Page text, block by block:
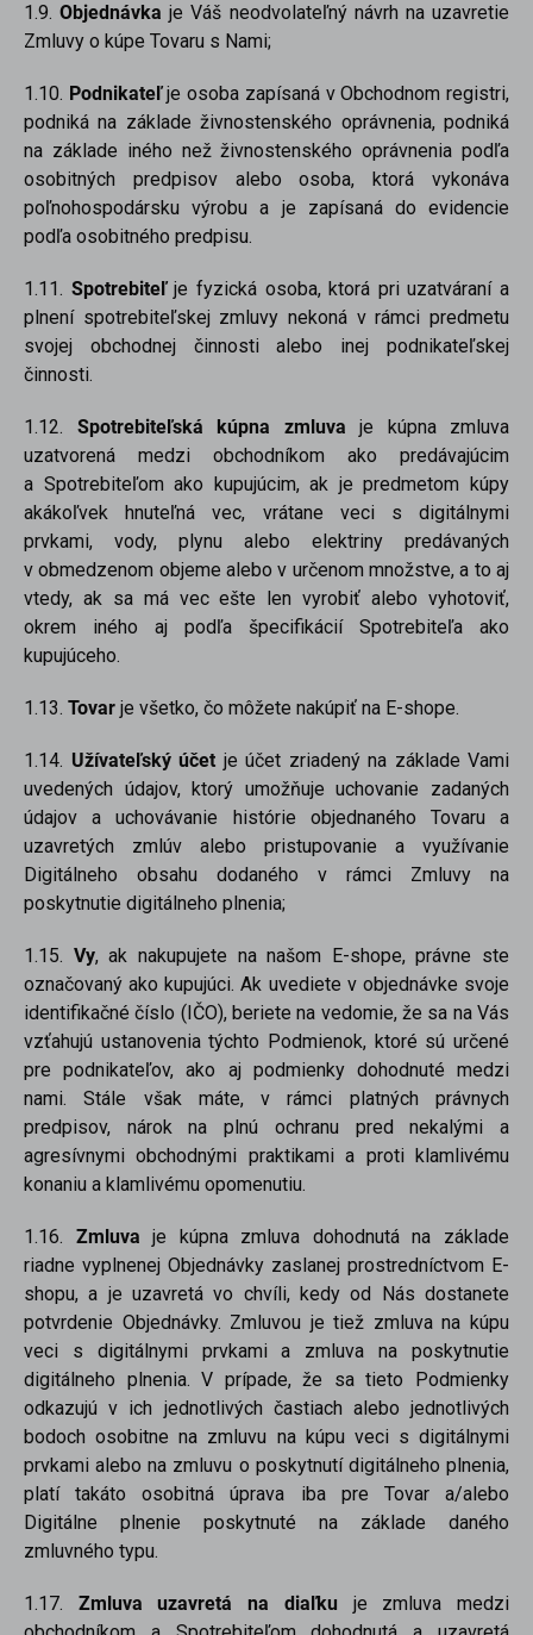
1.9.Objednávka je Váš neodvolateľný návrh na uzavretie
Zmluvy o kúpe Tovaru s Nami;
1.10. Podnikateľje osoba zapísaná v Obchodnom registri,
podniká na základe živnostenského oprávnenia, podniká
na základe iného než živnostenského oprávnenia podľa
osobitných predpisov alebo osoba, ktorá vykonáva
poľnohospodársku výrobu a je zapísaná do evidencie
podľa osobitného predpisu.
1.11. Spotrebiteľje fyzická osoba, ktorá pri uzatváraní a
plnení spotrebiteľskej zmluvy nekoná v rámci predmetu
svojej obchodnej činnosti alebo inej podnikateľskej
činnosti.
1.12. Spotrebiteľská kúpna zmluva je kúpna zmluva
uzatvorená medzi obchodníkom ako predávajúcim
a Spotrebiteľom ako kupujúcim, ak je predmetom kúpy
akákoľvek hnuteľná vec, vrátane veci s digitálnymi
prvkami, vody, plynu alebo elektriny predávaných
v obmedzenom objeme alebo v určenom množstve, a to aj
vtedy, ak sa má vec ešte len vyrobiť alebo vyhotoviť,
okrem iného aj podľa špecifikácií Spotrebiteľa ako
kupujúceho.
1.13. Tovar je všetko, čo môžete nakúpiť na E-shope.
1.14. Užívateľský účet je účet zriadený na základe Vami
uvedených údajov, ktorý umožňuje uchovanie zadaných
údajov a uchovávanie histórie objednaného Tovaru a
uzavretých zmlúv alebo pristupovanie a využívanie
Digitálneho obsahu dodaného v rámci Zmluvy na
poskytnutie digitálneho plnenia;
1.15. Vy, ak nakupujete na našom E-shope, právne ste
označovaný ako kupujúci. Ak uvediete v objednávke svoje
identifikačné číslo (IČO), beriete na vedomie, že sa na Vás
vzťahujú ustanovenia týchto Podmienok, ktoré sú určené
pre podnikateľov, ako aj podmienky dohodnuté medzi
nami. Stále však máte, v rámci platných právnych
predpisov, nárok na plnú ochranu pred nekalými a
agresívnymi obchodnými praktikami a proti klamlivému
konaniu a klamlivému opomenutiu.
1.16. Zmluva je kúpna zmluva dohodnutá na základe
riadne vyplnenej Objednávky zaslanej prostredníctvom E-
shopu, a je uzavretá vo chvíli, kedy od Nás dostanete
potvrdenie Objednávky. Zmluvou je tiež zmluva na kúpu
veci s digitálnymi prvkami a zmluva na poskytnutie
digitálneho plnenia. V prípade, že sa tieto Podmienky
odkazujú v ich jednotlivých častiach alebo jednotlivých
bodoch osobitne na zmluvu na kúpu veci s digitálnymi
prvkami alebo na zmluvu o poskytnutí digitálneho plnenia,
platí takáto osobitná úprava iba pre Tovar a/alebo
Digitálne plnenie poskytnuté na základe daného
zmluvného typu.
1.17. Zmluva uzavretá na diaľku je zmluva medzi